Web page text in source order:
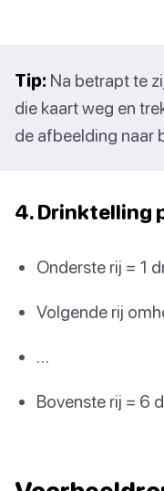
Tip: Na betrapt te
die kaart weg en
de afbeelding naar
4. Drinktelling
Onderste rij = 1
Volgende rij
…
Bovenste rij = 6